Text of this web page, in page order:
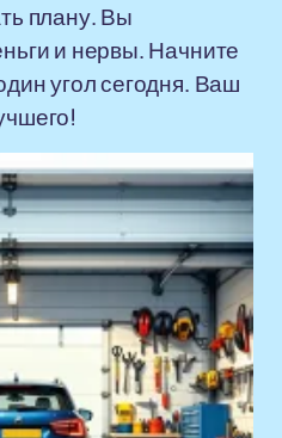
плану. Вы
и нервы. Начните
угол сегодня. Ваш